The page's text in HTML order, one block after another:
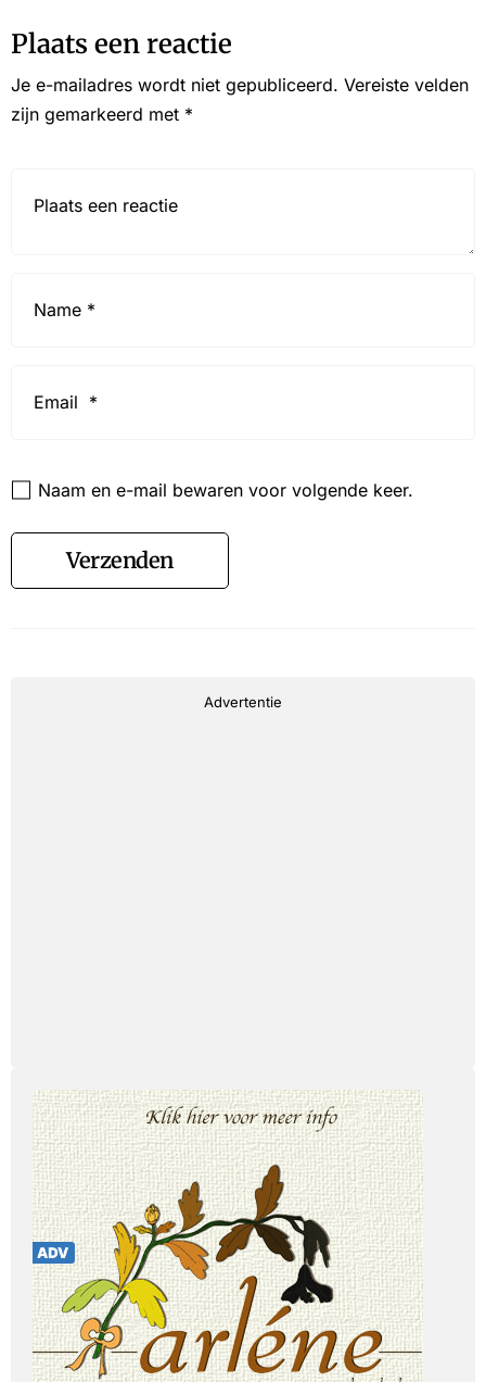
Plaats een reactie
Je e-mailadres wordt niet gepubliceerd. Vereiste velden
zijn gemarkeerd met *
Naam en e-mail bewaren voor volgende keer.
Verzenden
Advertentie